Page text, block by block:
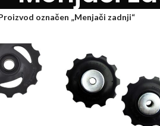
označen „Menjači zadnji“